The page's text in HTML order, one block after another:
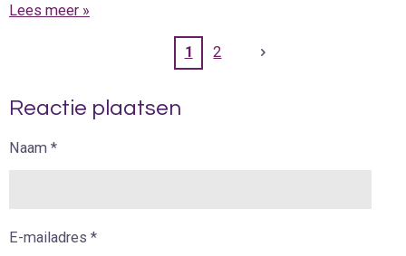
Lees meer »
1 2
Reactie plaatsen
Naam *
E-mailadres *